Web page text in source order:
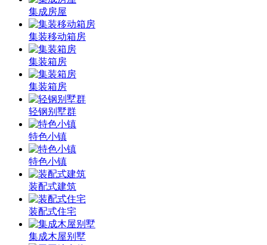
集成房屋
集装移动箱房
集装箱房
集装箱房
轻钢别墅群
特色小镇
特色小镇
装配式建筑
装配式住宅
集成木屋别墅